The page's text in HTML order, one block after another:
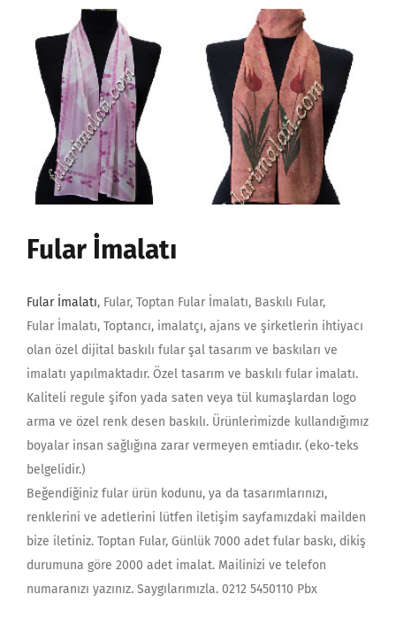
Fular İmalatı
Fular İmalatı, Fular, Toptan Fular İmalatı, Baskılı Fular,
Fular İmalatı, Toptancı, imalatçı, ajans ve şirketlerin ihtiyacı
olan özel dijital baskılı fular şal tasarım ve baskıları ve
imalatı yapılmaktadır. Özel tasarım ve baskılı fular imalatı.
Kaliteli regule şifon yada saten veya tül kumaşlardan logo
arma ve özel renk desen baskılı. Ürünlerimizde kullandığımız
boyalar insan sağlığına zarar vermeyen emtiadır. (eko-teks
belgelidir.)
Beğendiğiniz fular ürün kodunu, ya da tasarımlarınızı,
renklerini ve adetlerini lütfen iletişim sayfamızdaki mailden
bize iletiniz. Toptan Fular, Günlük 7000 adet fular baskı, dikiş
durumuna göre 2000 adet imalat. Mailinizi ve telefon
numaranızı yazınız. Saygılarımızla. 0212 5450110 Pbx